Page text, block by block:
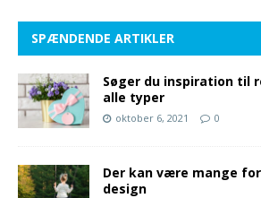
SPÆNDENDE ARTIKLER
Søger du inspiration til
alle typer
oktober 6, 2021 0
Der kan være mange
design